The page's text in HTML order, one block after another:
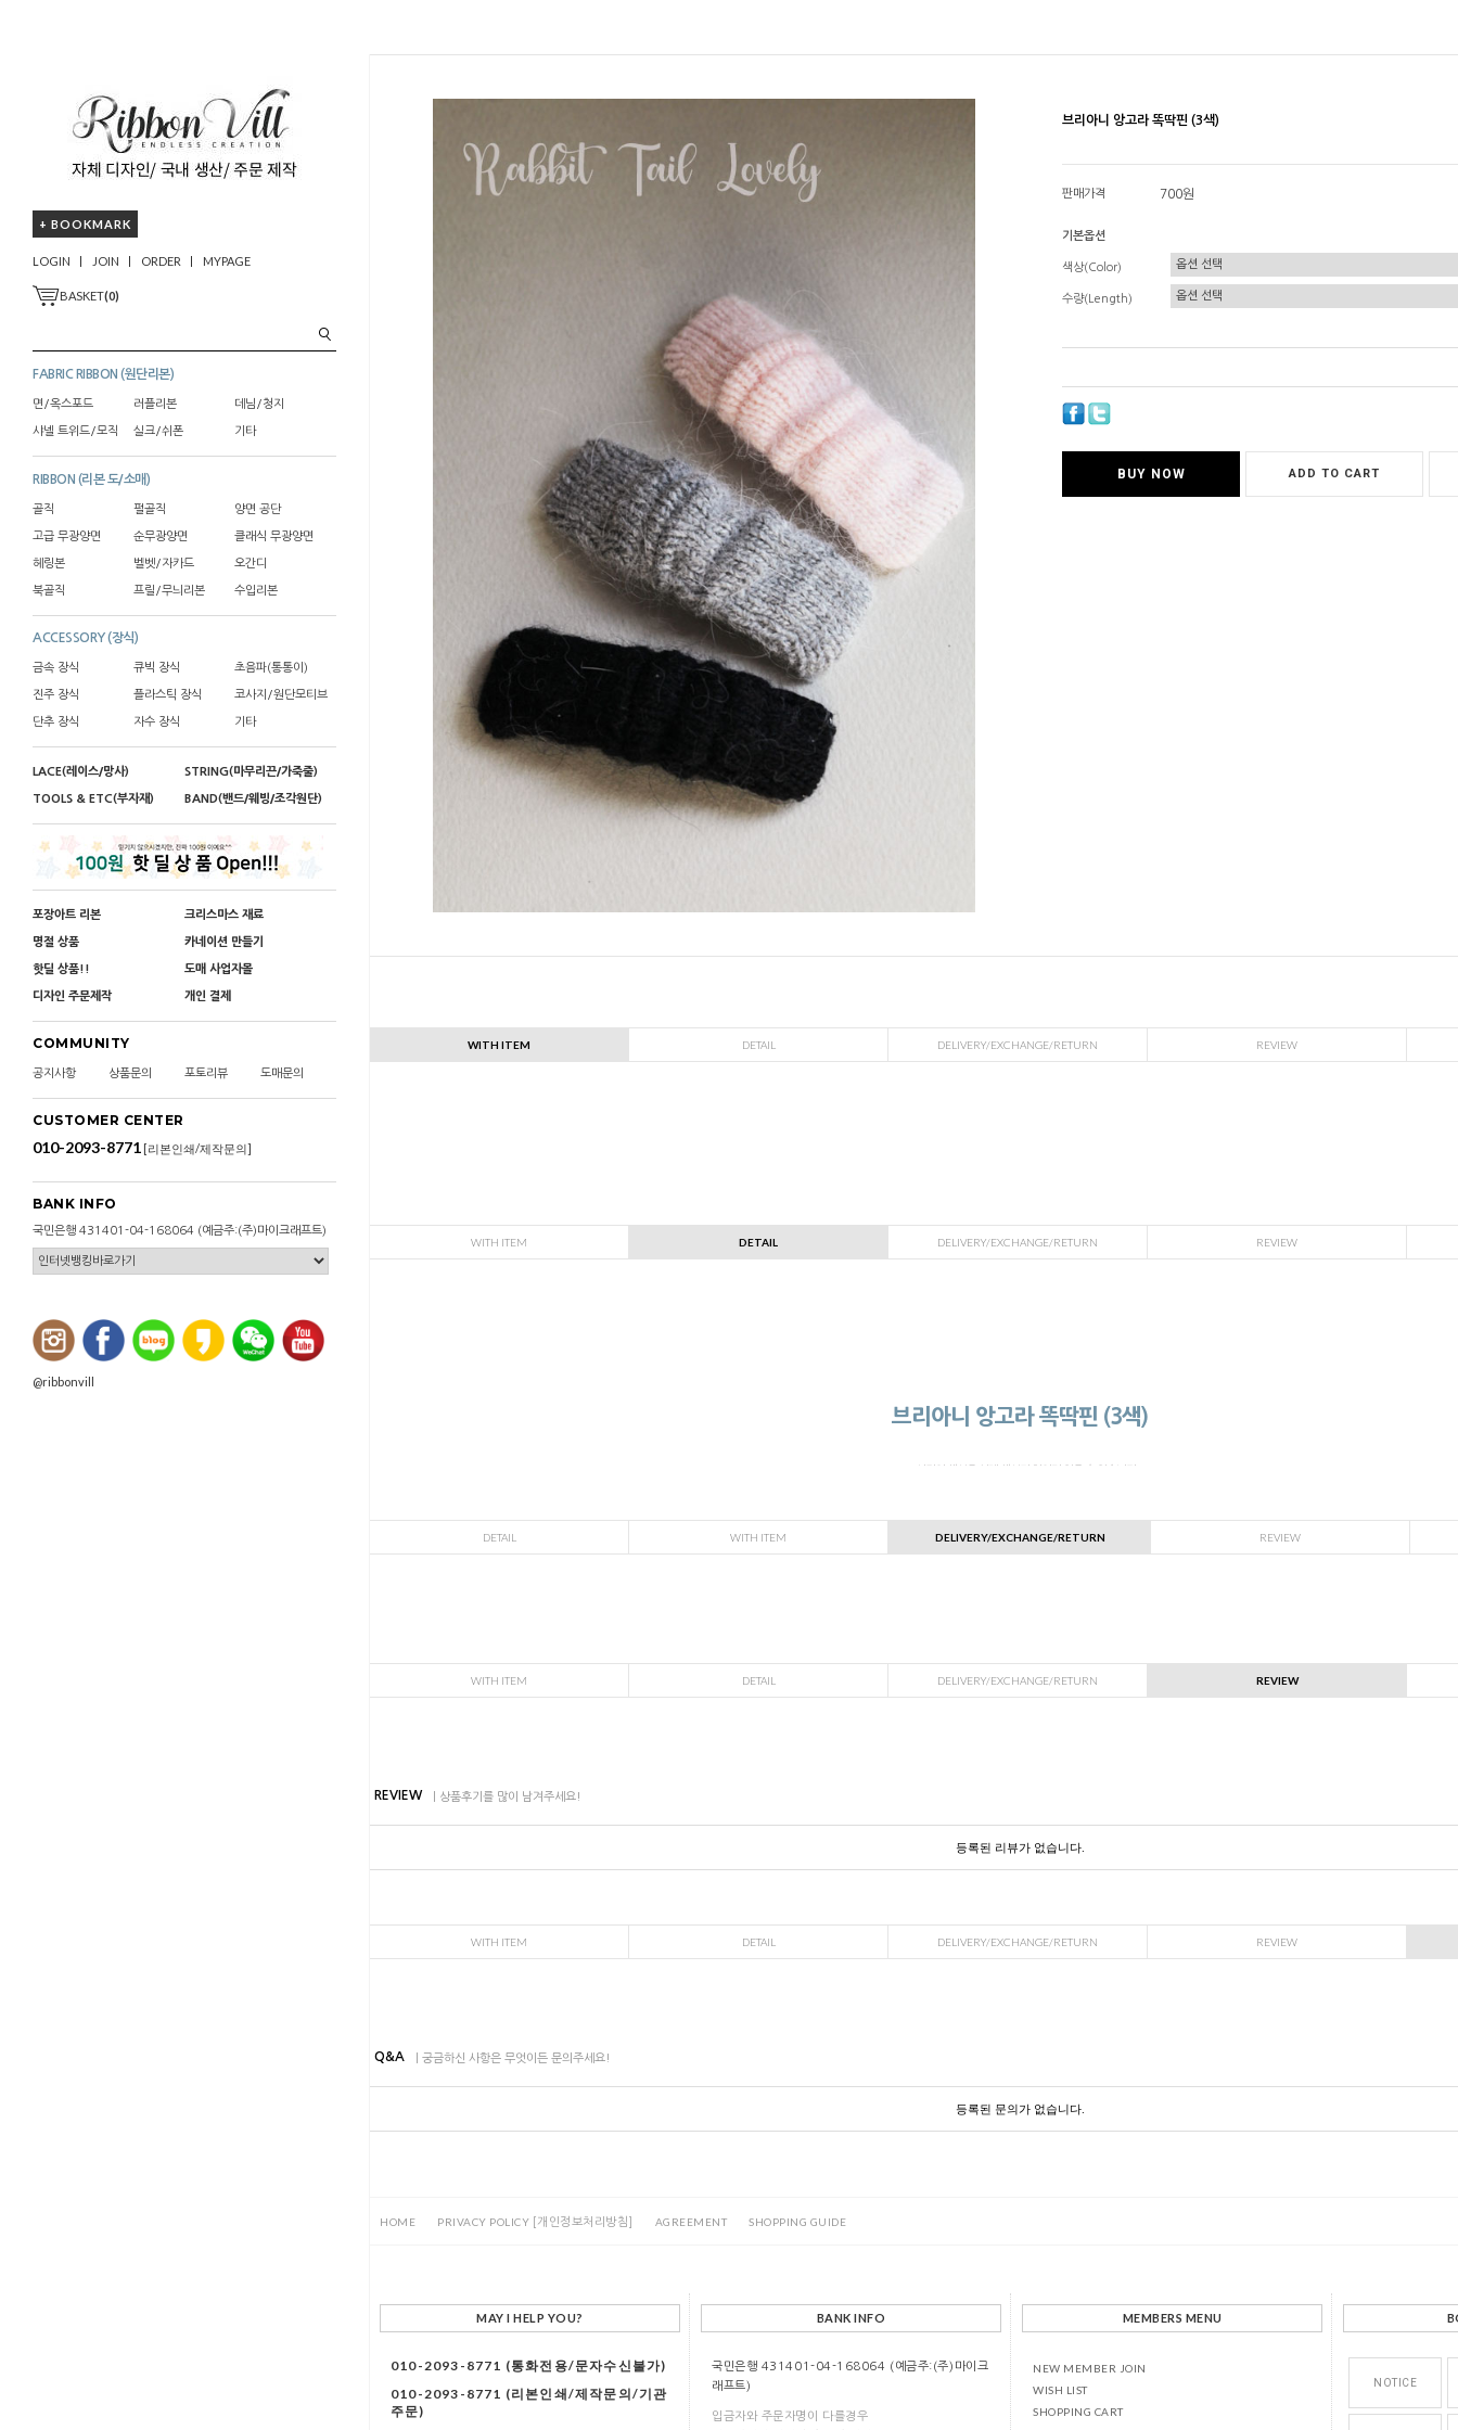
+ BOOKMARK
LOGIN JOIN ORDER MYPAGE
BASKET(0)
FABRIC RIBBON (원단리본)
면/옥스포드 러플리본 데님/청지
샤넬 트위드/모직 실크/쉬폰 기타
RIBBON (리본 도/소매)
골직 펄골직 양면 공단
고급 무광양면 순무광양면 클래식 무광양면
헤링본 벨벳/자카드 오간디
북골직 프릴/무늬리본 수입리본
ACCESSORY (장식)
금속 장식 큐빅 장식 초음파(통통이)
진주 장식 플라스틱 장식 코사지/원단모티브
단추 장식 자수 장식 기타
LACE(레이스/망사) STRING(마무리끈/가죽줄)
TOOLS & ETC(부자재) BAND(밴드/웨빙/조각원단)
포장아트 리본 크리스마스 재료
명절 상품 카네이션 만들기
핫딜 상품!! 도매 사업자몰
디자인 주문제작 개인 결제
COMMUNITY
공지사항 상품문의 포토리뷰 도매문의
CUSTOMER CENTER
010-2093-8771 [리본인쇄/제작문의]
BANK INFO
국민은행 431401-04-168064 (예금주:(주)마이크래프트)
@ribbonvill
브리아니 앙고라 똑딱핀 (3색)
판매가격 700원
기본옵션
색상(Color)
수량(Length)
BUY NOW ADD TO CART
WITH ITEM DETAIL DELIVERY/EXCHANGE/RETURN REVIEW
WITH ITEM DETAIL DELIVERY/EXCHANGE/RETURN REVIEW
브리아니 앙고라 똑딱핀 (3색)
DETAIL WITH ITEM DELIVERY/EXCHANGE/RETURN REVIEW
WITH ITEM DETAIL DELIVERY/EXCHANGE/RETURN REVIEW
REVIEW | 상품후기를 많이 남겨주세요!
등록된 리뷰가 없습니다.
WITH ITEM DETAIL DELIVERY/EXCHANGE/RETURN REVIEW
Q&A | 궁금하신 사항은 무엇이든 문의주세요!
등록된 문의가 없습니다.
HOME PRIVACY POLICY [개인정보처리방침] AGREEMENT SHOPPING GUIDE
MAY I HELP YOU?
010-2093-8771 (통화전용/문자수신불가)
010-2093-8771 (리본인쇄/제작문의/기관
주문)
BANK INFO
국민은행 431401-04-168064 (예금주:(주)마이크
래프트)
입금자와 주문자명이 다를경우
MEMBERS MENU
NEW MEMBER JOIN
WISH LIST
SHOPPING CART
NOTICE